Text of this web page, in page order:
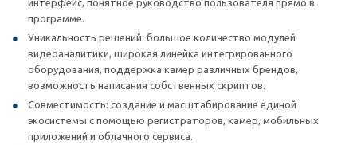
интерфейс, понятное руководство пользователя прямо в
программе.
Уникальность решений: большое количество модулей
видеоаналитики, широкая линейка интегрированного
оборудования, поддержка камер различных брендов,
возможность написания собственных скриптов.
Совместимость: создание и масштабирование единой
экосистемы с помощью регистраторов, камер, мобильных
приложений и облачного сервиса.